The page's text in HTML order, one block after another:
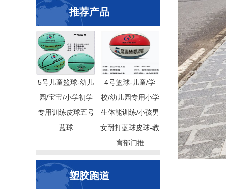
推荐产品
5号儿童篮球-幼儿
园/宝宝/小学初学
专用训练皮球五号
蓝球
4号篮球-儿童/学
校/幼儿园专用小学
生体能训练/小孩男
女耐打蓝球皮球-教
育部门推
塑胶跑道